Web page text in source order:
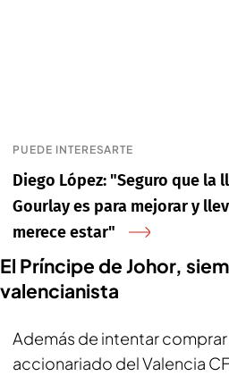
PUEDE INTERESARTE
Diego López: "Seguro que la
Gourlay es para mejorar y
merece estar"
El Príncipe de Johor,
valencianista
Además de intentar
accionariado del Valencia